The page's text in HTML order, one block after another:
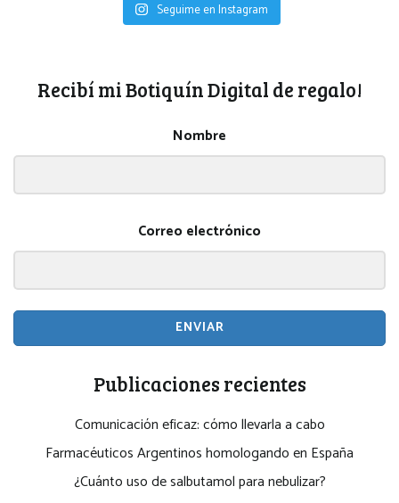
Seguime en Instagram
Recibí mi Botiquín Digital de regalo!
Nombre
Correo electrónico
ENVIAR
Publicaciones recientes
Comunicación eficaz: cómo llevarla a cabo
Farmacéuticos Argentinos homologando en España
¿Cuánto uso de salbutamol para nebulizar?